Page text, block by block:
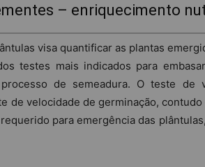
– enriquecimento
visa quantificar as plantas
testes mais indicados para
de semeadura. O teste de
de velocidade de germinação,
para emergência das